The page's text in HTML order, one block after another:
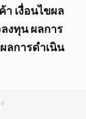
เงื่อนไขผล
งทุน ผลการ
ลการดำเนิน